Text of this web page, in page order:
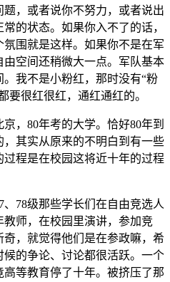
，或者说你不努力，或者说出
的状态。如果你入不了的话，
围就是这样。如果你不是在军
空间还稍微大一点。军队基本
。我不是小粉红，那时没有“粉
要很红很红，通红通红的。
，80年考的大学。恰好80年到
其实从原来的不明白到有一些
程是在校园这将近十年的过程
78级那些学长们在自由竞选人
师，在校园里演讲，参加竞
，就觉得他们是在参政嘛，希
的争论、讨论都很活跃。一个
等教育停了十年。被挤压了那